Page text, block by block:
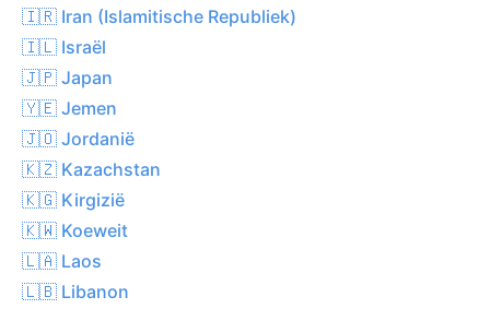
🇮🇷 Iran (Islamitische Republiek)
🇮🇱 Israël
🇯🇵 Japan
🇾🇪 Jemen
🇯🇴 Jordanië
🇰🇿 Kazachstan
🇰🇬 Kirgizië
🇰🇼 Koeweit
🇱🇦 Laos
🇱🇧 Libanon